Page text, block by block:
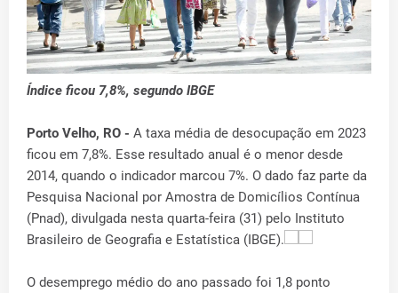
Índice ficou 7,8%, segundo IBGE
Porto Velho, RO - A taxa média de desocupação em 2023
ficou em 7,8%. Esse resultado anual é o menor desde
2014, quando o indicador marcou 7%. O dado faz parte da
Pesquisa Nacional por Amostra de Domicílios Contínua
(Pnad), divulgada nesta quarta-feira (31) pelo Instituto
Brasileiro de Geografia e Estatística (IBGE).
O desemprego médio do ano passado foi 1,8 ponto